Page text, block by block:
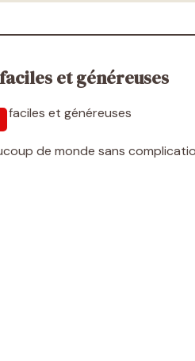
et généreuses
de monde sans